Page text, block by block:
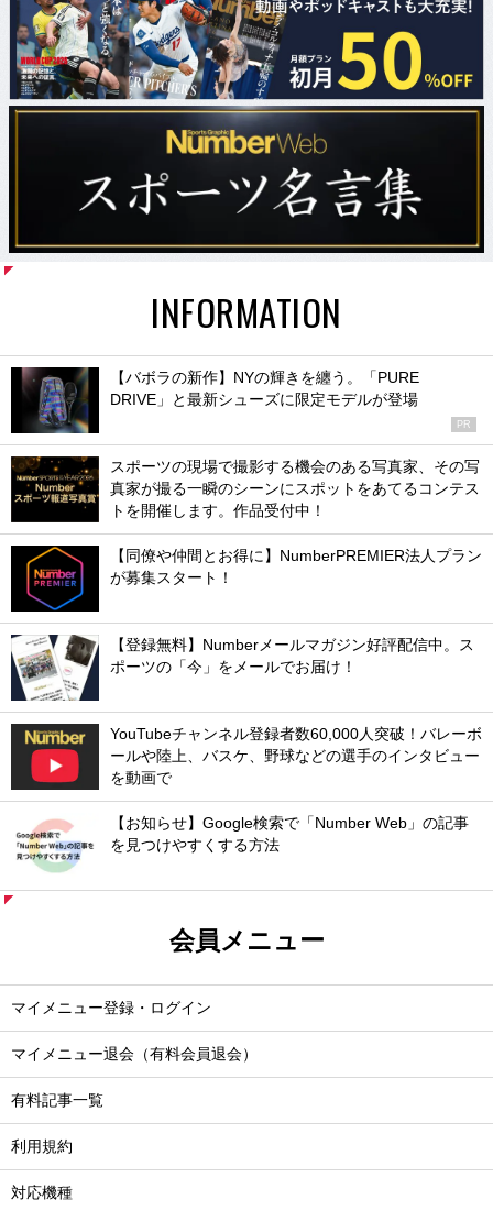
INFORMATION
【バボラの新作】NYの輝きを纏う。「PURE
DRIVE」と最新シューズに限定モデルが登場
PR
スポーツの現場で撮影する機会のある写真家、その写
真家が撮る一瞬のシーンにスポットをあてるコンテス
トを開催します。作品受付中！
【同僚や仲間とお得に】NumberPREMIER法人プラン
が募集スタート！
【登録無料】Numberメールマガジン好評配信中。ス
ポーツの「今」をメールでお届け！
YouTubeチャンネル登録者数60,000人突破！バレーボ
ールや陸上、バスケ、野球などの選手のインタビュー
を動画で
【お知らせ】Google検索で「Number Web」の記事
を見つけやすくする方法
会員メニュー
マイメニュー登録・ログイン
マイメニュー退会（有料会員退会）
有料記事一覧
利用規約
対応機種